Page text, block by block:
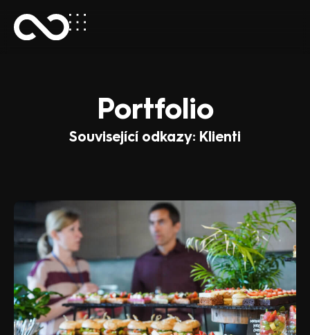
Portfolio
Související odkazy: Klienti